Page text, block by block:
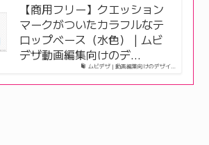
ムビデザ | 動画編集向けのデザイ…
【商用フリー】クエッション
マークがついたカラフルなテ
ロップベース（水色） | ムビ
デザ動画編集向けのデ…